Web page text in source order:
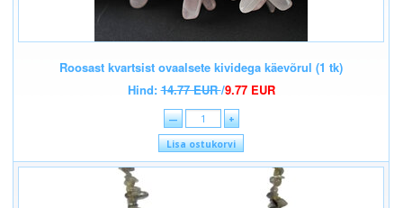
Roosast kvartsist ovaalsete kividega käevõrul (1 tk)
Hind:14.77 EUR/9.77 EUR
—
+
Lisa ostukorvi